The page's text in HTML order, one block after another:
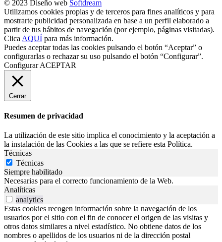
© 2023 Diseño web Softdream
Utilizamos cookies propias y de terceros para fines analíticos y para
mostrarte publicidad personalizada en base a un perfil elaborado a
partir de tus hábitos de navegación (por ejemplo, páginas visitadas).
Clica AQUÍ para más información.
Puedes aceptar todas las cookies pulsando el botón “Aceptar” o
configurarlas o rechazar su uso pulsando el botón “Configurar”.
Configurar ACEPTAR
Cerrar
Resumen de privacidad
La utilización de este sitio implica el conocimiento y la aceptación a
la instalación de las Cookies a las que se refiere esta Política.
Técnicas
Técnicas
Siempre habilitado
Necesarias para el correcto funcionamiento de la Web.
Analíticas
analytics
Estas cookies recogen información sobre la navegación de los
usuarios por el sitio con el fin de conocer el origen de las visitas y
otros datos similares a nivel estadístico. No obtiene datos de los
nombres o apellidos de los usuarios ni de la dirección postal